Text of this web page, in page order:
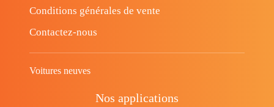
Conditions générales de vente
Contactez-nous
Voitures neuves
Nos applications